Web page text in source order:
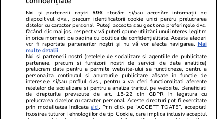
Viva.ro
"Nici acum nu îi știu bine. Nu îi știu familia".
Unica.ro
Nu și ei! S-au
Noi și partenerii noștri 596 stocăm și/sau accesăm informații pe
dispozitivul dvs., precum identificatorii cookie unici pentru prelucrarea
datelor cu caracter personal. Puteți accepta sau gestiona preferințele dvs.
făcând clic mai jos, respectiv vă puteți opune utilizării unui interes legitim
în orice moment pe pagina cu politica de confidențialitate. Aceste alegeri
vor fi raportate partenerilor noștri și nu vă vor afecta navigarea. Mai
multe detalii
Noi si partenerii nostri (retelele de socializare si agentiile de publicitate
partenere, precum si furnizorii nostri de servicii de date analitice)
prelucram date pentru a permite website-ului sa functioneze, pentru a
personaliza continutul si anunturile publicitare afisate in functie de
interesele si/sau profilul dvs., pentru a va oferi functionalitati aferente
retelelor de socializare si pentru a analiza traficul pe website. Beneficiati
de drepturile prevazute de art. 15-22 din GDPR in legatura cu
prelucrarea datelor cu caracter personal. Aceste drepturi pot fi exercitate
prin modalitatea indicataaici. Prin click pe “ACCEPT TOATE”, acceptati
folosirea tuturor Tehnologiilor de tip Cookie, care implica inclusiv acceptul